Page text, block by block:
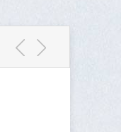
扬琴专委会会员